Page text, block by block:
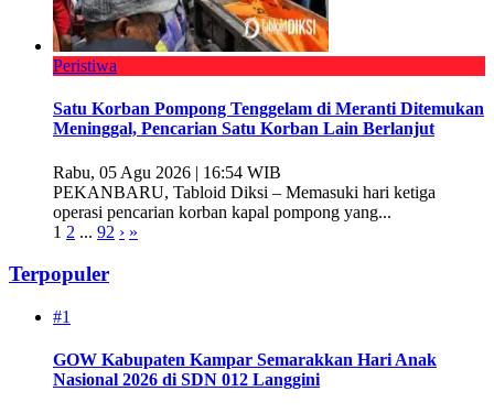
Peristiwa
Satu Korban Pompong Tenggelam di Meranti Ditemukan
Meninggal, Pencarian Satu Korban Lain Berlanjut
Rabu, 05 Agu 2026 | 16:54 WIB
PEKANBARU, Tabloid Diksi – Memasuki hari ketiga
operasi pencarian korban kapal pompong yang...
1 2 ... 92 › »
Terpopuler
#1
GOW Kabupaten Kampar Semarakkan Hari Anak
Nasional 2026 di SDN 012 Langgini